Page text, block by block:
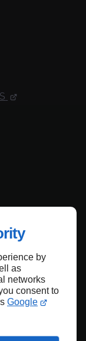
by
as
networks
consent to
Google